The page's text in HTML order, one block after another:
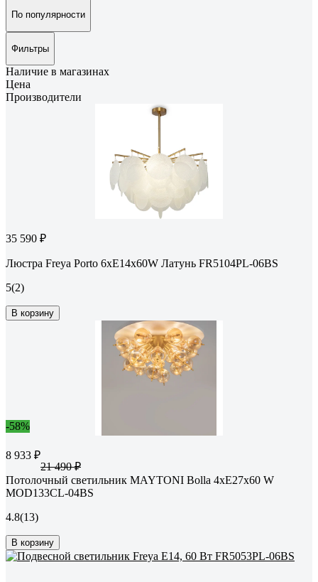
По популярности
Фильтры
Наличие в магазинах
Цена
Производители
35 590 ₽
Люстра Freya Porto 6хE14x60W Латунь FR5104PL-06BS
5(2)
В корзину
-58%
8 933 ₽
21 490 ₽
Потолочный светильник MAYTONI Bolla 4хE27x60 W
MOD133CL-04BS
4.8(13)
В корзину